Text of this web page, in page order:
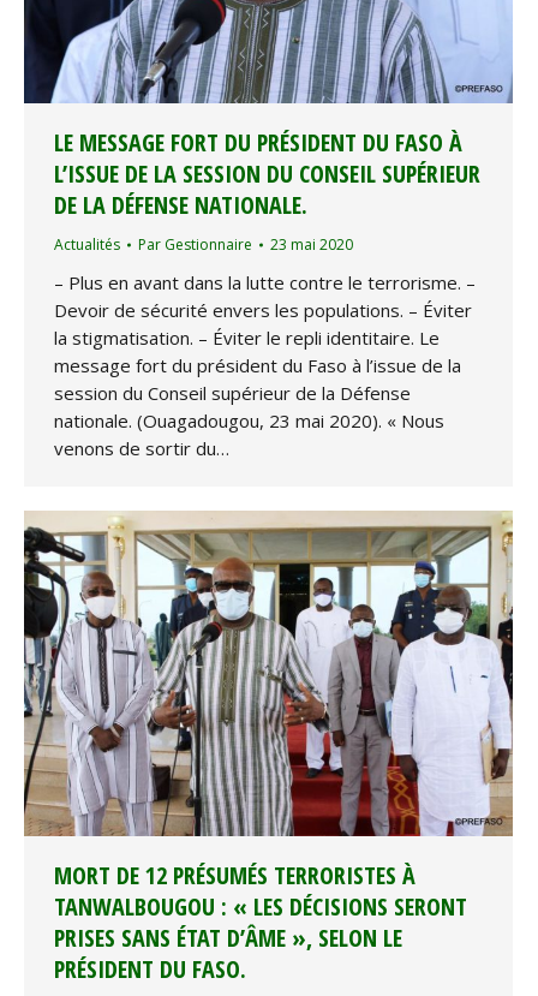
LE MESSAGE FORT DU PRÉSIDENT DU FASO À
L’ISSUE DE LA SESSION DU CONSEIL SUPÉRIEUR
DE LA DÉFENSE NATIONALE.
Actualités Par Gestionnaire 23 mai 2020
– Plus en avant dans la lutte contre le terrorisme. –
Devoir de sécurité envers les populations. – Éviter
la stigmatisation. – Éviter le repli identitaire. Le
message fort du président du Faso à l’issue de la
session du Conseil supérieur de la Défense
nationale. (Ouagadougou, 23 mai 2020). « Nous
venons de sortir du…
MORT DE 12 PRÉSUMÉS TERRORISTES À
TANWALBOUGOU : « LES DÉCISIONS SERONT
PRISES SANS ÉTAT D’ÂME », SELON LE
PRÉSIDENT DU FASO.